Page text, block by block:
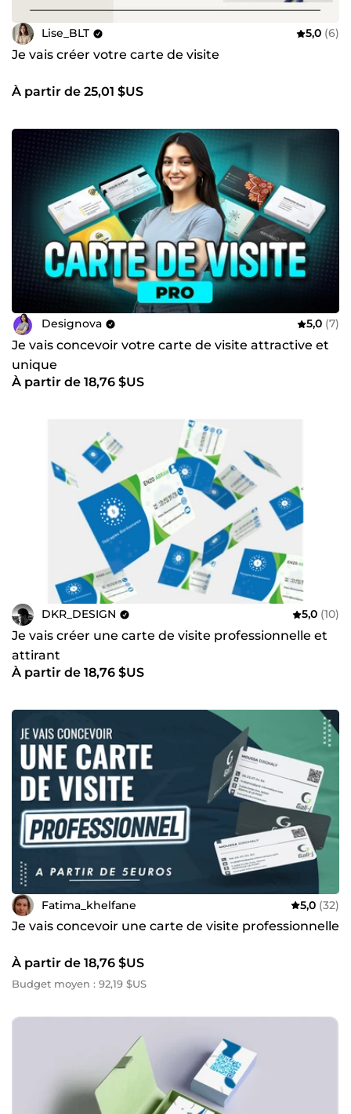
Lise_BLT 5,0 (6)
Je vais créer votre carte de visite
À partir de 25,01 $US
Designova 5,0 (7)
Je vais concevoir votre carte de visite attractive et
unique
À partir de 18,76 $US
DKR_DESIGN 5,0 (10)
Je vais créer une carte de visite professionnelle et
attirant
À partir de 18,76 $US
Fatima_khelfane 5,0 (32)
Je vais concevoir une carte de visite professionnelle
À partir de 18,76 $US
Budget moyen : 92,19 $US